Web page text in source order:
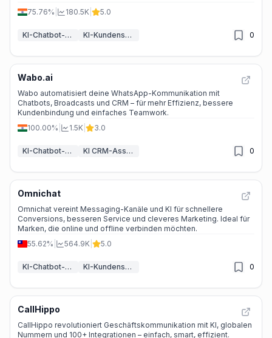
75.76%
180.5K 5.0
KI-Chatbot-Baukästen KI-Kundenservice-Assistent 0
Wabo.ai
Wabo automatisiert deine WhatsApp-Kommunikation mit
Chatbots, Broadcasts und CRM – für mehr Effizienz, bessere
Kundenbindung und einfaches Teamwork.
100.00%
1.5K 3.0
KI-Chatbot-Baukästen KI CRM-Assistent 0
Omnichat
Omnichat vereint Messaging-Kanäle und KI für schnellere
Conversions, besseren Service und cleveres Marketing. Ideal für
Marken, die online und offline verbinden möchten.
55.62%
564.9K 5.0
KI-Chatbot-Baukästen KI-Kundenservice-Assistent 0
CallHippo
CallHippo revolutioniert Geschäftskommunikation mit KI, globalen
Nummern und 100+ Integrationen – einfach, smart, effizient.